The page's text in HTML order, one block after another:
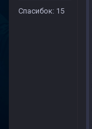
Спасибок: 15